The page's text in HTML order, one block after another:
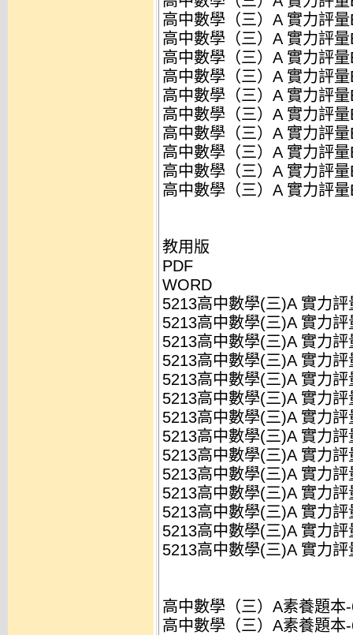
高中數學（三）A 實力評
高中數學（三）A 實力評
高中數學（三）A 實力評
高中數學（三）A 實力評
高中數學（三）A 實力評
高中數學（三）A 實力評
高中數學（三）A 實力評
高中數學（三）A 實力評
高中數學（三）A 實力評
高中數學（三）A 實力評
教用版
PDF
WORD
5213高中數學(三)A 實力
5213高中數學(三)A 實力
5213高中數學(三)A 實力
5213高中數學(三)A 實力
5213高中數學(三)A 實力
5213高中數學(三)A 實力
5213高中數學(三)A 實力
5213高中數學(三)A 實力
5213高中數學(三)A 實力
5213高中數學(三)A 實力
5213高中數學(三)A 實力
5213高中數學(三)A 實力
5213高中數學(三)A 實力
5213高中數學(三)A 實力
高中數學（三）A素養題本
高中數學（三）A素養題本